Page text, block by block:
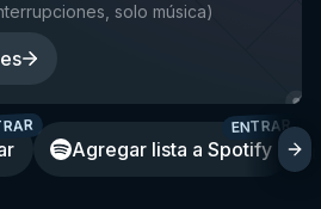
solo música)
Agregar lista a Spotify
ENTRAR